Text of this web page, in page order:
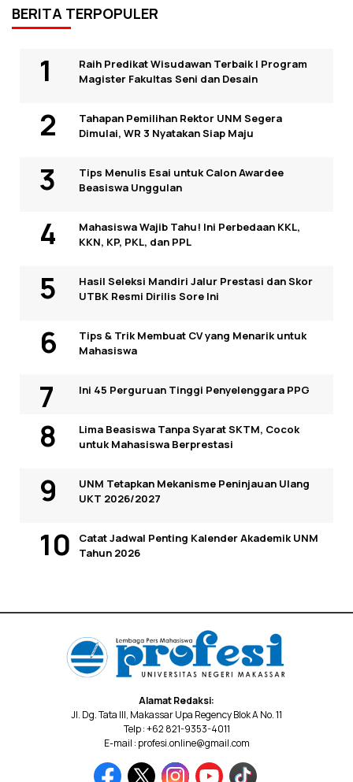
BERITA TERPOPULER
Raih Predikat Wisudawan Terbaik I Program
Magister Fakultas Seni dan Desain
Tahapan Pemilihan Rektor UNM Segera
Dimulai, WR 3 Nyatakan Siap Maju
Tips Menulis Esai untuk Calon Awardee
Beasiswa Unggulan
Mahasiswa Wajib Tahu! Ini Perbedaan KKL,
KKN, KP, PKL, dan PPL
Hasil Seleksi Mandiri Jalur Prestasi dan Skor
UTBK Resmi Dirilis Sore Ini
Tips & Trik Membuat CV yang Menarik untuk
Mahasiswa
Ini 45 Perguruan Tinggi Penyelenggara PPG
Lima Beasiswa Tanpa Syarat SKTM, Cocok
untuk Mahasiswa Berprestasi
UNM Tetapkan Mekanisme Peninjauan Ulang
UKT 2026/2027
Catat Jadwal Penting Kalender Akademik UNM
Tahun 2026
Alamat Redaksi:
Jl. Dg. Tata III, Makassar Upa Regency Blok A No. 11
Telp : +62 821-9353-4011
E-mail : profesi.online@gmail.com